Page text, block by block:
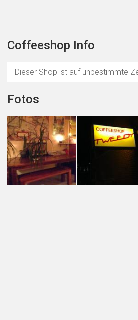
Coffeeshop Info
Dieser Shop ist auf unbestimmte
Fotos